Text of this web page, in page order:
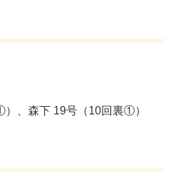
）、森下 19号（10回裏①）